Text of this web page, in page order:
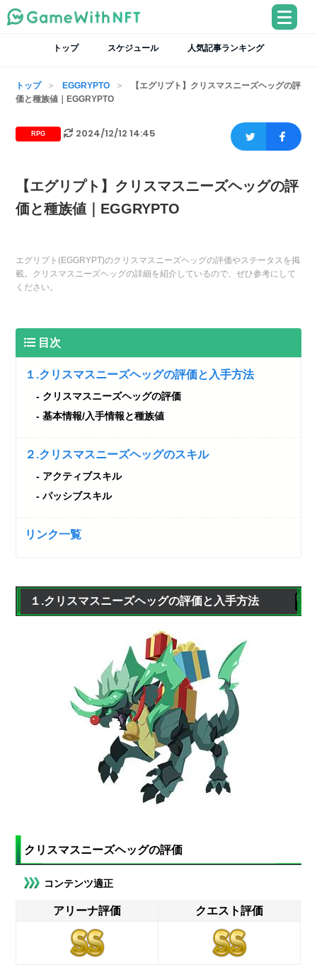
トップ スケジュール 人気記事ランキング
トップ EGGRYPTO
【エグリプト】クリスマスニーズヘッグの評
価と種族値｜EGGRYPTO
RPG 2024/12/12 14:45
【エグリプト】クリスマスニーズヘッグの評
価と種族値｜EGGRYPTO
エグリプト(EGGRYPT)のクリスマスニーズヘッグの評価やステータスを掲
載。クリスマスニーズヘッグの詳細を紹介しているので、ぜひ参考にして
ください。
目次
１.クリスマスニーズヘッグの評価と入手方法
クリスマスニーズヘッグの評価
基本情報/入手情報と種族値
２.クリスマスニーズヘッグのスキル
アクティブスキル
パッシブスキル
リンク一覧
１.クリスマスニーズヘッグの評価と入手方法
クリスマスニーズヘッグの評価
コンテンツ適正
アリーナ評価 クエスト評価